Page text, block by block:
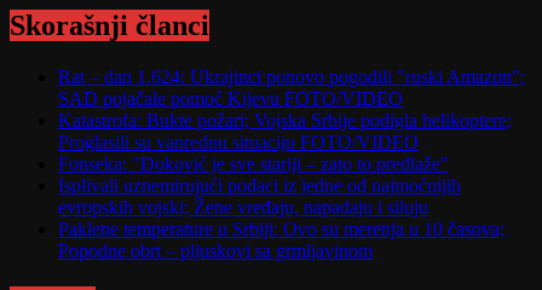
Skorašnji članci
Rat – dan 1.624: Ukrajinci ponovo pogodili "ruski Amazon";
SAD pojačale pomoć Kijevu FOTO/VIDEO
Katastrofa: Bukte požari; Vojska Srbije podigla helikoptere;
Proglasili su vanrednu situaciju FOTO/VIDEO
Fonseka: "Đoković je sve stariji – zato to predlaže"
Isplivali uznemirujući podaci iz jedne od najmoćnijih
evropskih vojski; Žene vređaju, napadaju i siluju
Paklene temperature u Srbiji: Ovo su merenja u 10 časova;
Popodne obrt – pljuskovi sa grmljavinom